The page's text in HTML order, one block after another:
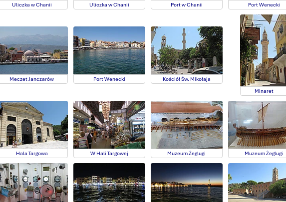
Uliczka w Chanii Uliczka w Chanii Port w Chanii Port Wenecki
Meczet Janczarów Port Wenecki
Kościół Św. Mikołaja
Minaret
Hala Targowa W Hali Targowej Muzeum Żeglugi Muzeum Żeglugi